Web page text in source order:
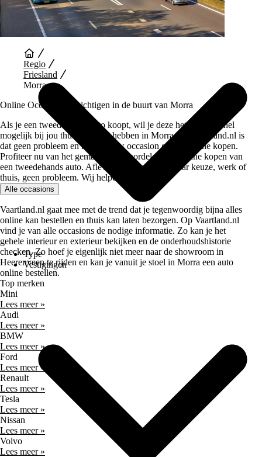
Auto Diensten
Type
Vestigingen
Regio
Friesland
Morra
Online Occasions bezichtigen in de buurt van Morra
Als je een tweedehands auto koopt, wil je deze het liefst zo snel
mogelijk bij jou thuis bezorgd hebben in Morra. Bij Vaartland.nl is
dat geen probleem en kan je jouw occasion geheel online kopen.
Profiteer nu van het gemak en de voordelen van online kopen van
een tweedehands auto. Afleveren op een adres naar keuze, werk of
thuis, geen probleem. Wij helpen je graag!
Alle occasions
Vaartland.nl gaat mee met de trend dat je tegenwoordig bijna alles
online kan bestellen en thuis kan laten bezorgen. Op Vaartland.nl
vind je van alle occasions de nodige informatie. Zo kan je het
gehele interieur en exterieur bekijken en de onderhoudshistorie
checken. Zo hoef je eigenlijk niet meer naar de showroom in
Heerenveen te rijden en kan je vanuit je stoel in Morra een auto
online bestellen.
Top merken
Mini
Lees meer »
Audi
Lees meer »
BMW
Lees meer »
Ford
Lees meer »
Renault
Lees meer »
Tesla
Lees meer »
Nissan
Lees meer »
Volvo
Lees meer »